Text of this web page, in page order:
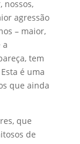
nossos,
agressão
– maior,
a
tem
é uma
que ainda
que
de